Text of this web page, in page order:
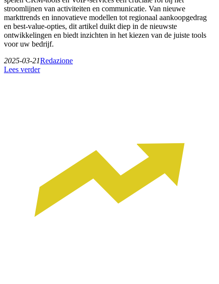
stroomlijnen van activiteiten en communicatie. Van nieuwe
markttrends en innovatieve modellen tot regionaal aankoopgedrag
en best-value-opties, dit artikel duikt diep in de nieuwste
ontwikkelingen en biedt inzichten in het kiezen van de juiste tools
voor uw bedrijf.
2025-03-21Redazione
Lees verder